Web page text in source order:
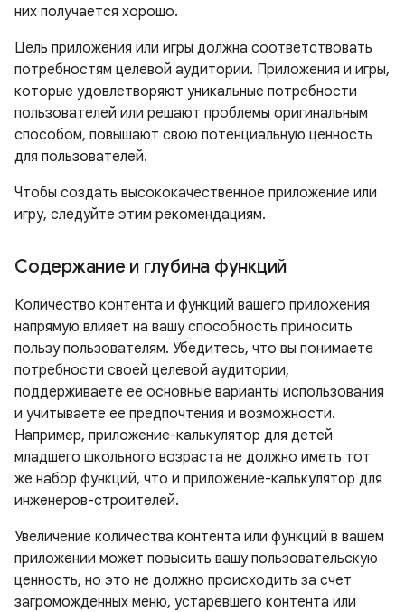
них получается хорошо.
Цель приложения или игры должна соответствовать
потребностям целевой аудитории. Приложения и игры,
которые удовлетворяют уникальные потребности
пользователей или решают проблемы оригинальным
способом, повышают свою потенциальную ценность
для пользователей.
Чтобы создать высококачественное приложение или
игру, следуйте этим рекомендациям.
Содержание и глубина функций
Количество контента и функций вашего приложения
напрямую влияет на вашу способность приносить
пользу пользователям. Убедитесь, что вы понимаете
потребности своей целевой аудитории,
поддерживаете ее основные варианты использования
и учитываете ее предпочтения и возможности.
Например, приложение-калькулятор для детей
младшего школьного возраста не должно иметь тот
же набор функций, что и приложение-калькулятор для
инженеров-строителей.
Увеличение количества контента или функций в вашем
приложении может повысить вашу пользовательскую
ценность, но это не должно происходить за счет
загроможденных меню, устаревшего контента или